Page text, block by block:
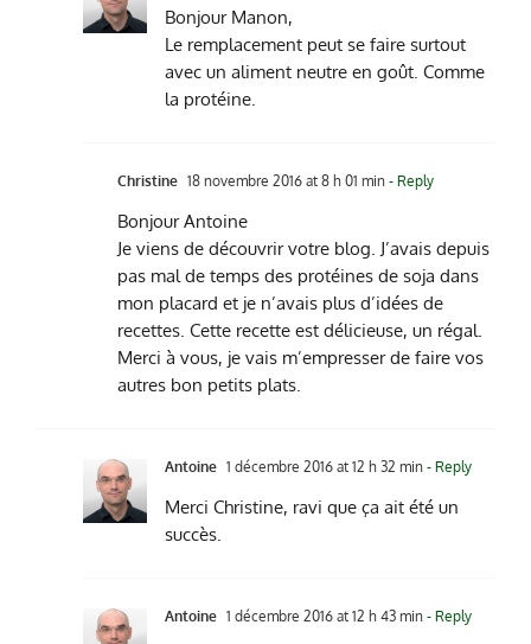
Bonjour Manon,
Le remplacement peut se faire surtout
avec un aliment neutre en goût. Comme
la protéine.
Christine 18 novembre 2016 at 8 h 01 min - Reply
Bonjour Antoine
Je viens de découvrir votre blog. J’avais depuis
pas mal de temps des protéines de soja dans
mon placard et je n’avais plus d’idées de
recettes. Cette recette est délicieuse, un régal.
Merci à vous, je vais m’empresser de faire vos
autres bon petits plats.
Antoine 1 décembre 2016 at 12 h 32 min - Reply
Merci Christine, ravi que ça ait été un
succès.
Antoine 1 décembre 2016 at 12 h 43 min - Reply